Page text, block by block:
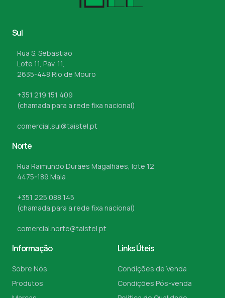
Sul
Rua S. Sebastião
Lote 11, Pav. 11,
2635-448 Rio de Mouro
+351 219 151 409
(chamada para a rede fixa nacional)
comercial.sul@taistel.pt
Norte
Rua Raimundo Durães Magalhães, lote 12
4475-189 Maia
+351 225 088 145
(chamada para a rede fixa nacional)
comercial.norte@taistel.pt
Informação
Sobre Nós
Produtos
Links Úteis
Condições de Venda
Condições Pós-venda